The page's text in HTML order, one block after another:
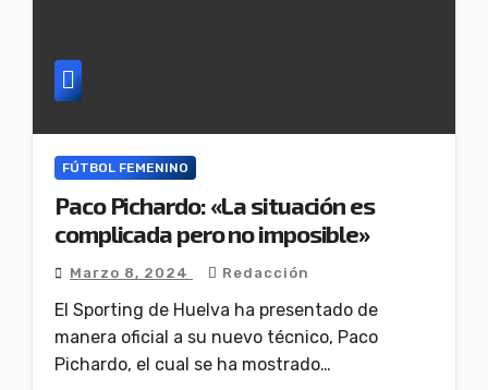
FÚTBOL FEMENINO
Paco Pichardo: «La situación es
complicada pero no imposible»
Marzo 8, 2024 Redacción
El Sporting de Huelva ha presentado de
manera oficial a su nuevo técnico, Paco
Pichardo, el cual se ha mostrado…